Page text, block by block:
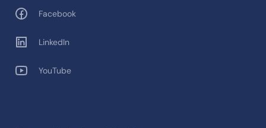
Facebook
LinkedIn
YouTube